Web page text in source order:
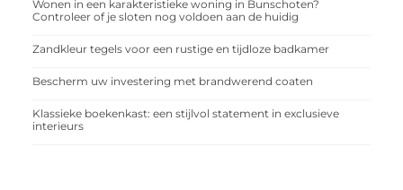
Wonen in een karakteristieke woning in Bunschoten?
Controleer of je sloten nog voldoen aan de huidig
Zandkleur tegels voor een rustige en tijdloze badkamer
Bescherm uw investering met brandwerend coaten
Klassieke boekenkast: een stijlvol statement in exclusieve
interieurs